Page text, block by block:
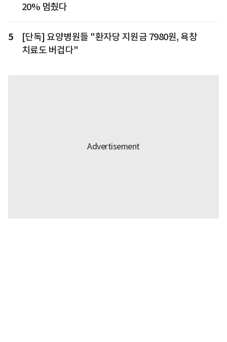
20% 멈췄다
5
[단독] 요양병원들 "환자당 지원금 7980원, 욕창
치료도 버겁다"